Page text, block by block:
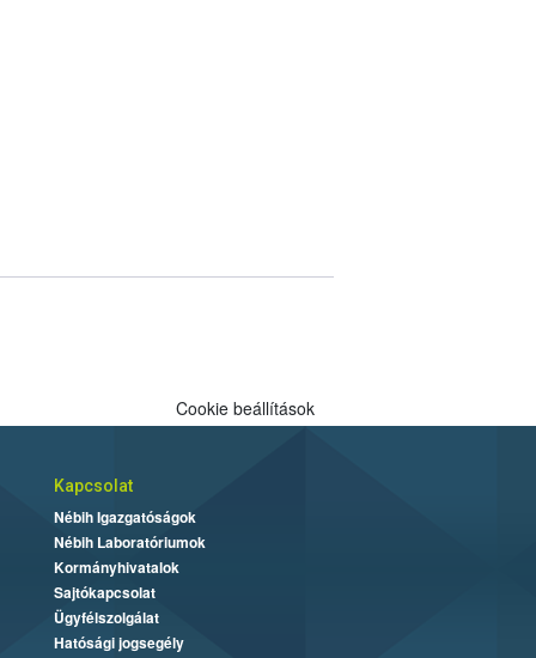
Cookie beállítások
Kapcsolat
Nébih Igazgatóságok
Nébih Laboratóriumok
Kormányhivatalok
Sajtókapcsolat
Ügyfélszolgálat
Hatósági jogsegély